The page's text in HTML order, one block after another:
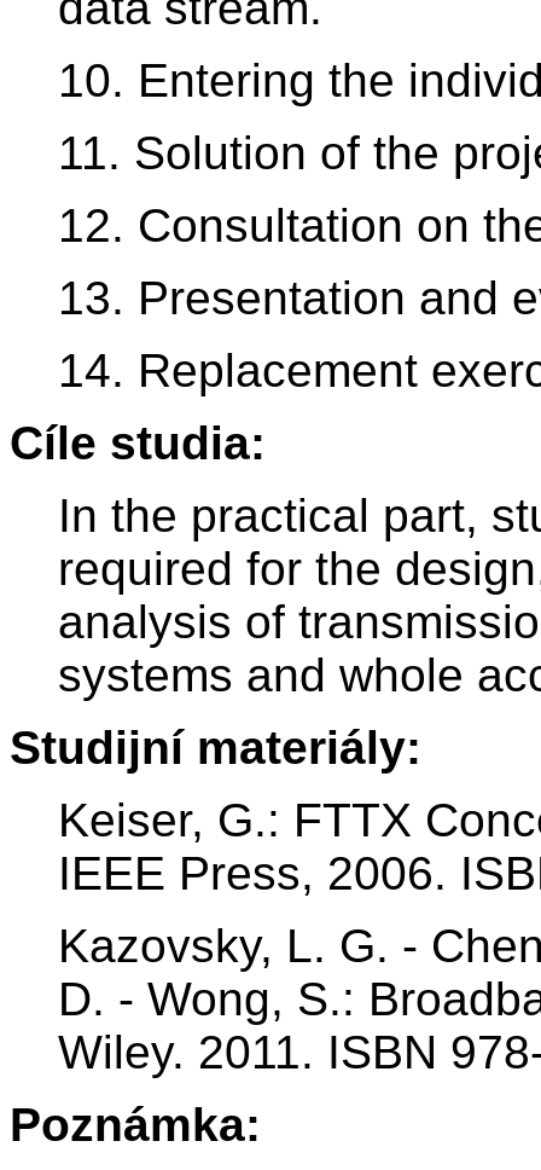
10. Entering the
11. Solution of the
12. Consultation on
13. Presentation and
14. Replacement
Cíle studia:
In the practical part,
required for the
analysis of
systems and whole
Studijní materiály:
Keiser, G.: FTTX
IEEE Press, 2006.
Kazovsky, L. G. -
D. - Wong, S.:
Wiley. 2011. ISBN
Poznámka: